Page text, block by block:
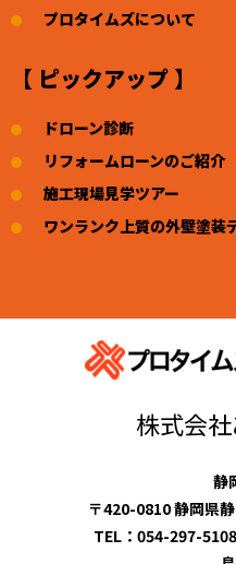
プロタイムズについて
【 ピックアップ 】
ドローン診断
リフォームローンのご紹介
施工現場見学ツアー
ワンランク上質の外壁塗装
株式会
静
〒420-0810 静岡県
TEL：054-297-